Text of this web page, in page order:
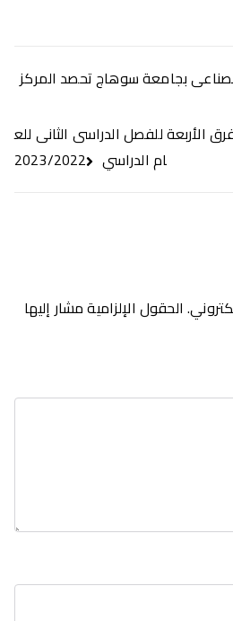
بجامعة سوهاج تحصد المركز
الأربعة للفصل الدراسى الثانى للع
ام الدراسي 2023/2022
الحقول الإلزامية مشار إليها